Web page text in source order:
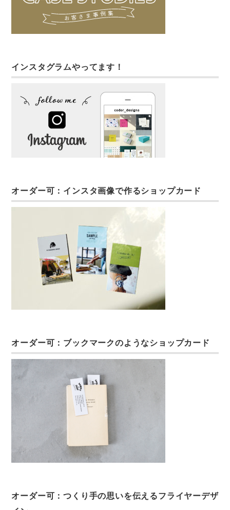
インスタグラムやってます！
オーダー可：インスタ画像で作るショップカード
オーダー可：ブックマークのようなショップカード
オーダー可：つくり手の思いを伝えるフライヤーデザ